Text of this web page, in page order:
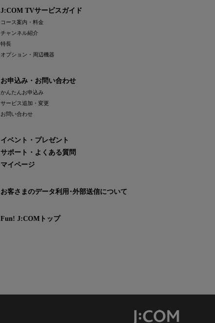
J:COM TVサービスガイド
コース案内・料金
チャンネル紹介
特長
オプション・周辺機器
お申込み・お問い合わせ
かんたんお申込み
サービス追加・変更
お問い合わせ
イベント・プレゼント
サポート・よくある質問
マイページ
お客さまのデータ利用･外部送信について
Fun! J:COMトップ